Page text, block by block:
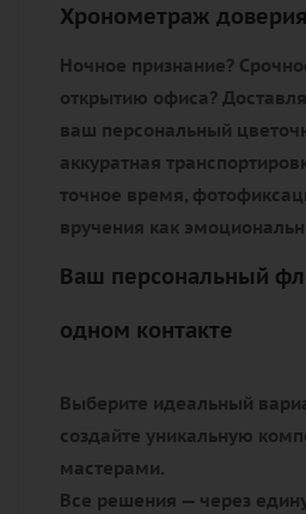
Хронометраж доверия
Ночное признание?
открытию офиса?
ваш персональный
аккуратная
точное время,
вручения как
Ваш персональный
одном контакте
Выберите идеальный
создайте уникальную
мастерами.
Все решения — через